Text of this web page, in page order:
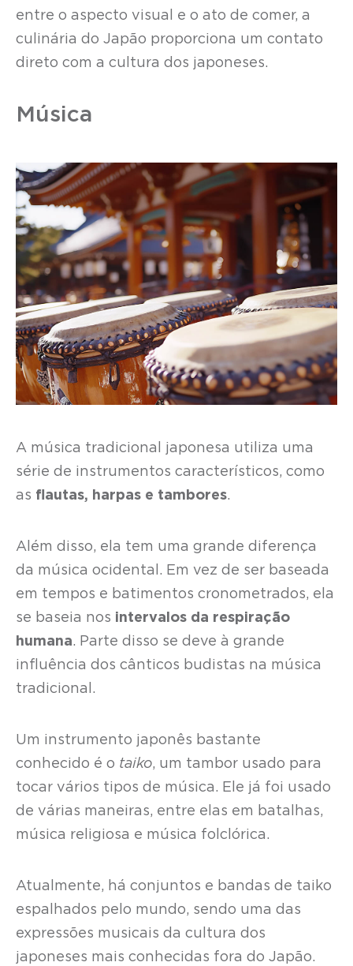
entre o aspecto visual e o ato de comer, a
culinária do Japão proporciona um contato
direto com a cultura dos japoneses.
Música
A música tradicional japonesa utiliza uma
série de instrumentos característicos, como
as flautas, harpas e tambores.
Além disso, ela tem uma grande diferença
da música ocidental. Em vez de ser baseada
em tempos e batimentos cronometrados, ela
se baseia nos intervalos da respiração
humana. Parte disso se deve à grande
influência dos cânticos budistas na música
tradicional.
Um instrumento japonês bastante
conhecido é o taiko, um tambor usado para
tocar vários tipos de música. Ele já foi usado
de várias maneiras, entre elas em batalhas,
música religiosa e música folclórica.
Atualmente, há conjuntos e bandas de taiko
espalhados pelo mundo, sendo uma das
expressões musicais da cultura dos
japoneses mais conhecidas fora do Japão.